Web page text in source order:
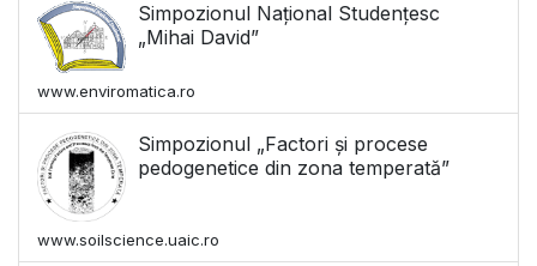
Simpozionul Național Studențesc
„Mihai David”
www.enviromatica.ro
Simpozionul „Factori și procese
pedogenetice din zona temperată”
www.soilscience.uaic.ro